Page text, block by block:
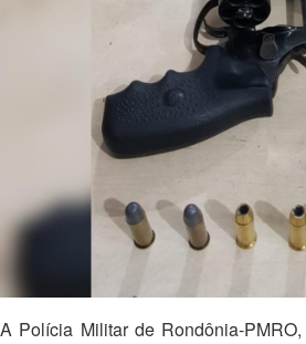
A Polícia Militar de Rondônia-